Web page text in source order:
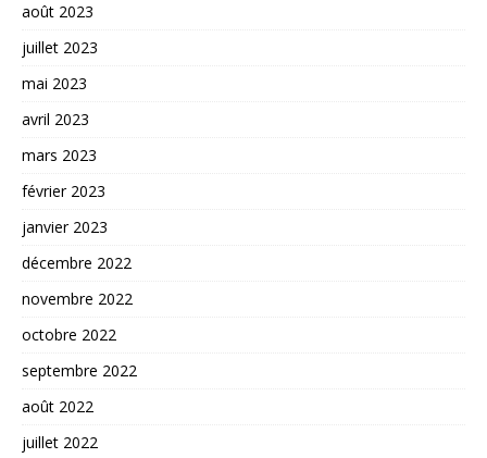
août 2023
juillet 2023
mai 2023
avril 2023
mars 2023
février 2023
janvier 2023
décembre 2022
novembre 2022
octobre 2022
septembre 2022
août 2022
juillet 2022